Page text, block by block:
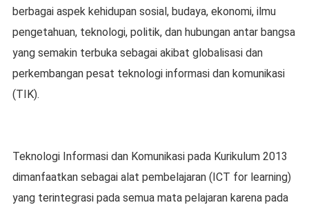
berbagai aspek kehidupan sosial, budaya, ekonomi, ilmu
pengetahuan, teknologi, politik, dan hubungan antar bangsa
yang semakin terbuka sebagai akibat globalisasi dan
perkembangan pesat teknologi informasi dan komunikasi
(TIK).
Teknologi Informasi dan Komunikasi pada Kurikulum 2013
dimanfaatkan sebagai alat pembelajaran (ICT for learning)
yang terintegrasi pada semua mata pelajaran karena pada